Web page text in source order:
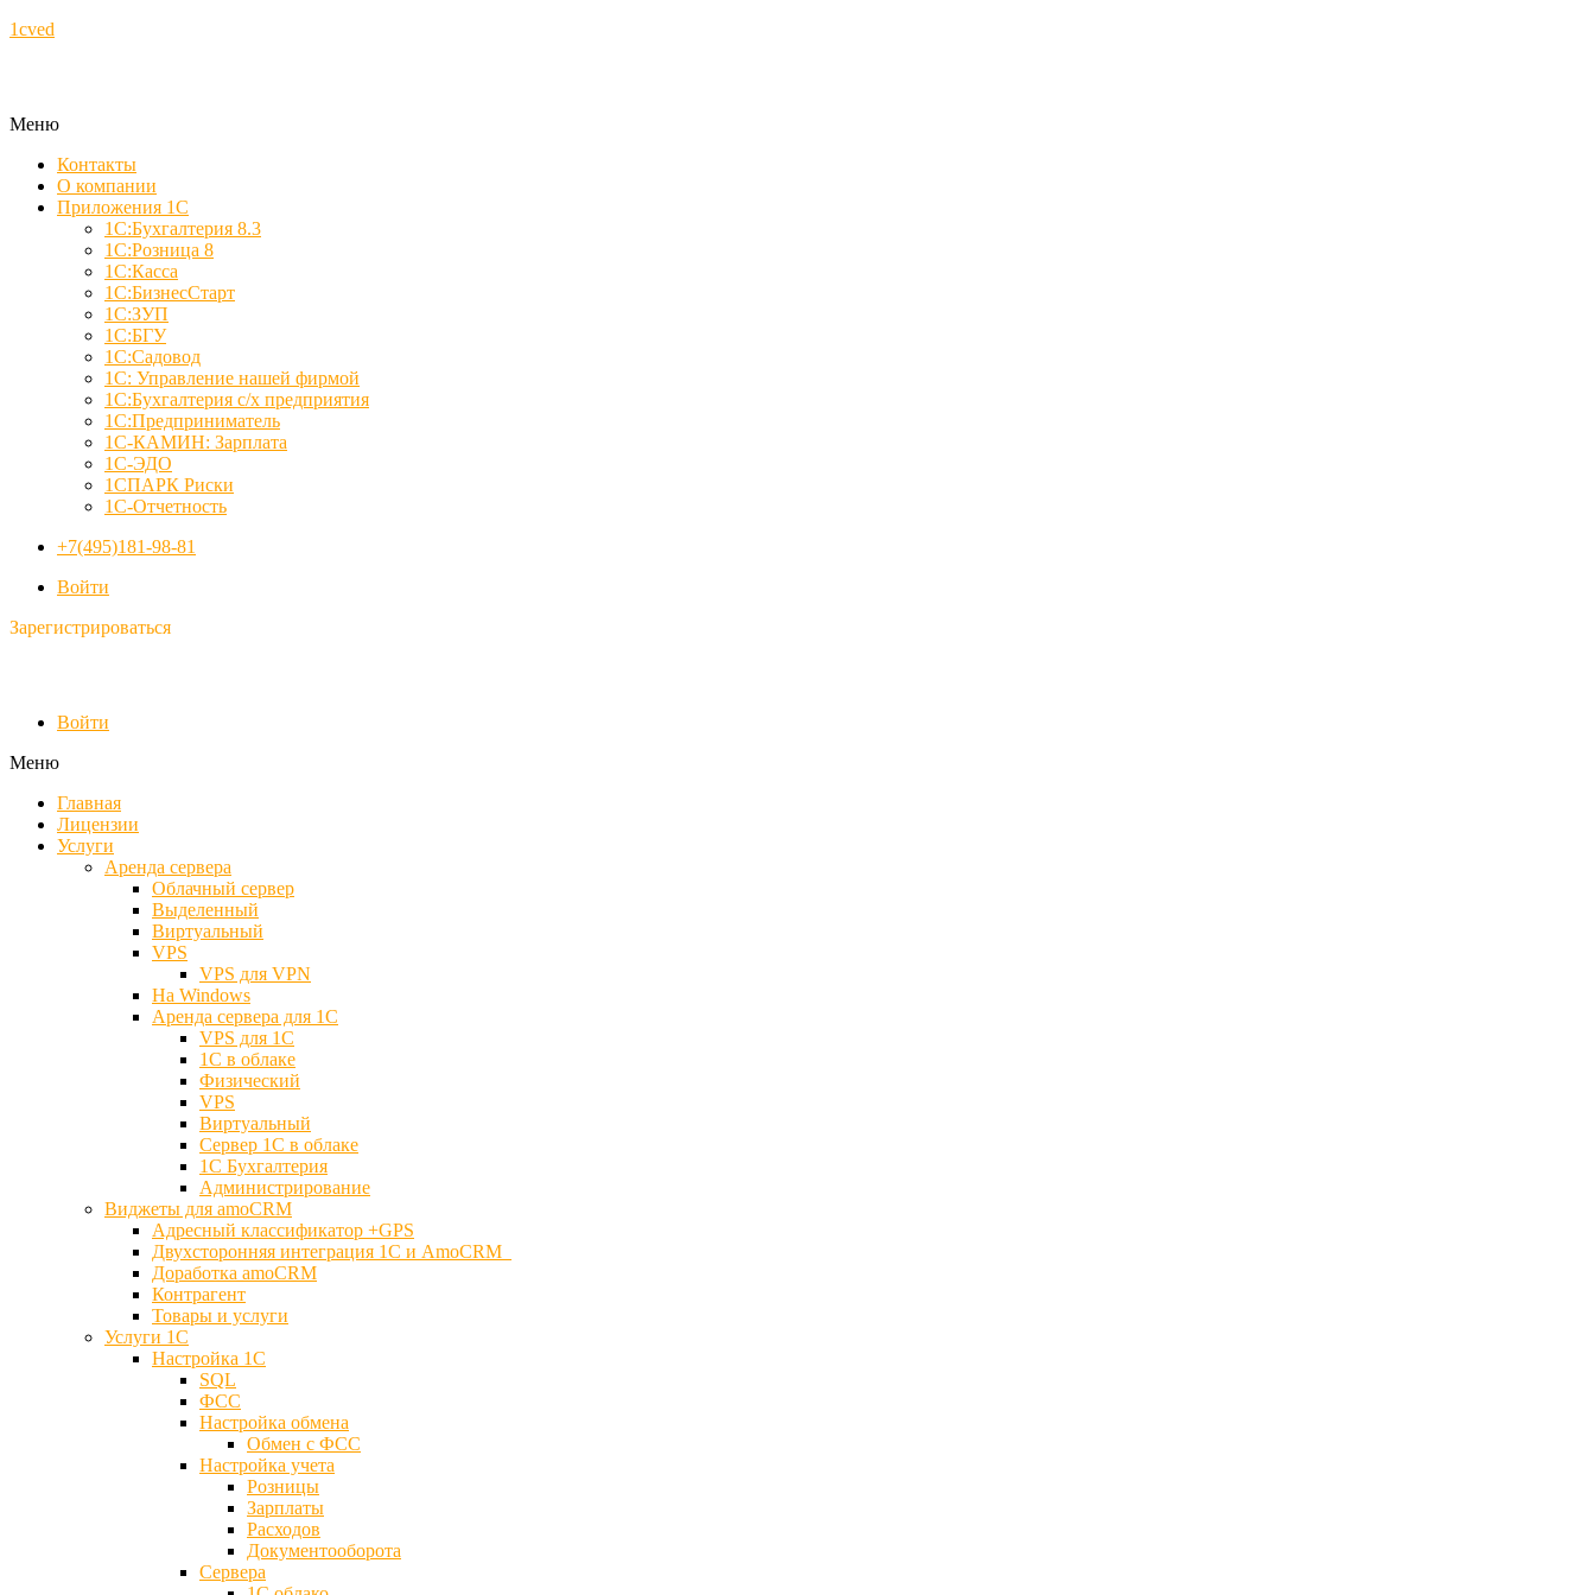
1cved
Меню
Контакты
О компании
Приложения 1С
1С:Бухгалтерия 8.3
1С:Розница 8
1С:Касса
1С:БизнесСтарт
1С:ЗУП
1С:БГУ
1С:Садовод
1С: Управление нашей фирмой
1С:Бухгалтерия с/х предприятия
1С:Предприниматель
1С-КАМИН: Зарплата
1С-ЭДО
1СПАРК Риски
1С-Отчетность
+7(495)181-98-81
Войти
Зарегистрироваться
Войти
Меню
Главная
Лицензии
Услуги
Аренда сервера
Облачный сервер
Выделенный
Виртуальный
VPS
VPS для VPN
На Windows
Аренда сервера для 1С
VPS для 1С
1С в облаке
Физический
VPS
Виртуальный
Сервер 1С в облаке
1С Бухгалтерия
Администрирование
Виджеты для amoCRM
Адресный классификатор +GPS
Двухсторонняя интеграция 1С и AmoCRM
Доработка amoCRM
Контрагент
Товары и услуги
Услуги 1С
Настройка 1С
SQL
ФСС
Настройка обмена
Обмен с ФСС
Настройка учета
Розницы
Зарплаты
Расходов
Документооборота
Сервера